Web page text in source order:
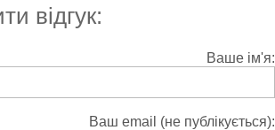
відгук:
Ваше ім'я:
Ваш email (не публікується):